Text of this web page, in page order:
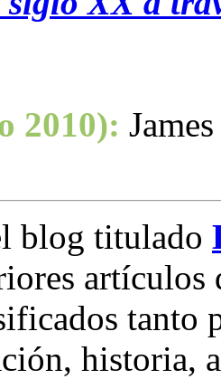
2010):
blog titulado
tanto
historia,